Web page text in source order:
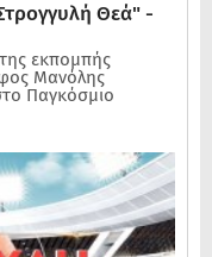
Θεά" -
εκπομπής
Μανόλης
Παγκόσμιο